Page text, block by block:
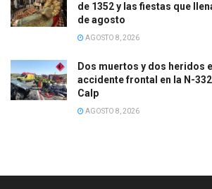
de 1352 y las fiestas que
de agosto
AGOSTO 8, 2026
Dos muertos y dos heridos
accidente frontal en la N-
Calp
AGOSTO 8, 2026